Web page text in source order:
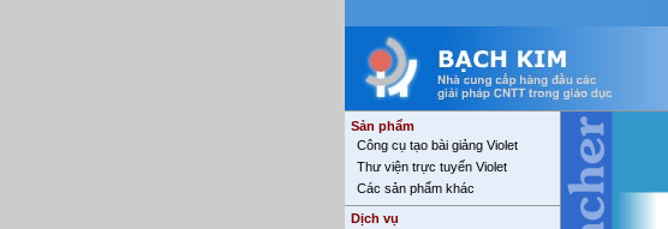
Sản phẩm
Công cụ tạo bài giảng Violet
Thư viện trực tuyến Violet
Các sản phẩm khác
Dịch vụ